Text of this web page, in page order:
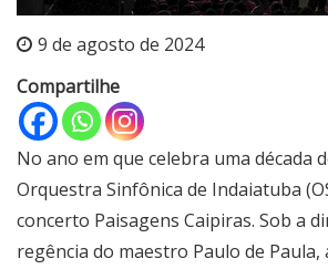
9 de agosto de 2024
Compartilhe
No ano em que celebra uma década
Orquestra Sinfônica de Indaiatuba
concerto Paisagens Caipiras. Sob a
regência do maestro Paulo de